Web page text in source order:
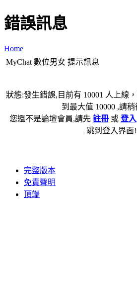
錯誤訊息
Home
MyChat 數位男女 提示訊息
狀態:發生錯誤,目前有 10001 人上線
到最大值 10000 ,請
您還不是論壇會員,請先 註冊或 登入
跳到登入界面!
完整版本
免責聲明
頂端